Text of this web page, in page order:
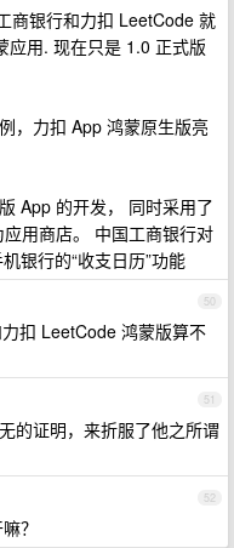
商银行和力扣 LeetCode 就
应用. 现在只是 1.0 正式版
，力扣 App 鸿蒙原生版亮
App 的开发， 同时采用了
用商店。 中国工商银行对
银行的“收支日历”功能
50
扣 LeetCode 鸿蒙版算不
51
的证明，来折服了他之所谓
52
？